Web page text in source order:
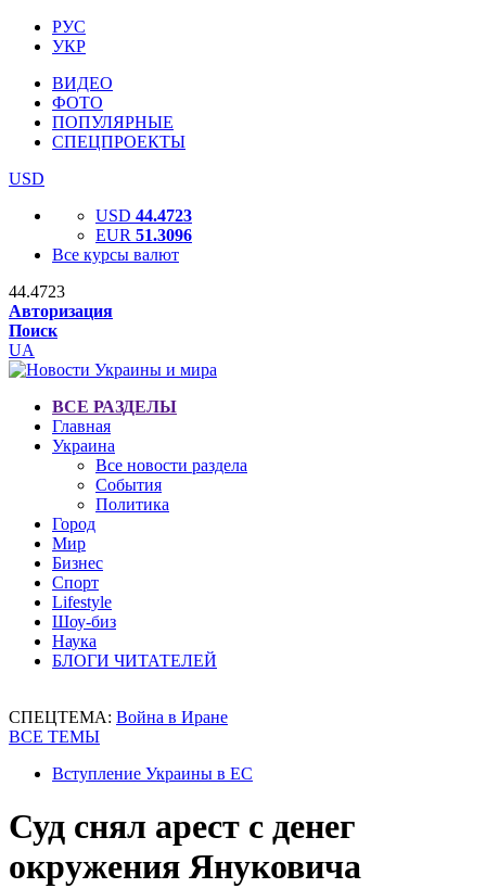
РУС
УКР
ВИДЕО
ФОТО
ПОПУЛЯРНЫЕ
СПЕЦПРОЕКТЫ
USD
USD 44.4723
EUR 51.3096
Все курсы валют
44.4723
Авторизация
Поиск
UA
ВСЕ РАЗДЕЛЫ
Главная
Украина
Все новости раздела
События
Политика
Город
Мир
Бизнес
Спорт
Lifestyle
Шоу-биз
Наука
БЛОГИ ЧИТАТЕЛЕЙ
СПЕЦТЕМА: Война в Иране
ВСЕ ТЕМЫ
Вступление Украины в ЕС
Суд снял арест с денег
окружения Януковича